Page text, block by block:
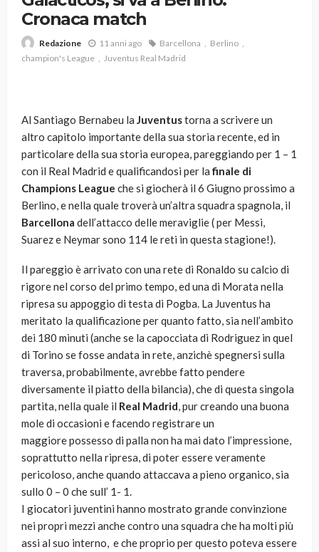
Cronaca match
Redazione 11 anni ago Barcellona
Berlino
champion's League
Juventus Real Madrid
Al Santiago Bernabeu la Juventustorna a scrivere un
altro capitolo importante della sua storia recente, ed in
particolare della sua storia europea, pareggiando per 1 – 1
con il Real Madrid e qualificandosi per lafinale di
Champions League che si giocherà il 6 Giugno prossimo a
Berlino, e nella quale troverà un’altra squadra spagnola, il
Barcellona dell’attacco delle meraviglie ( per Messi,
Suarez e Neymar sono 114 le reti in questa stagione!).
Il pareggio è arrivato con una rete di Ronaldo su calcio di
rigore nel corso del primo tempo, ed una di Morata nella
ripresa su appoggio di testa di Pogba. La Juventus ha
meritato la qualificazione per quanto fatto, sia nell’ambito
dei 180 minuti (anche se la capocciata di Rodriguez in quel
di Torino se fosse andata in rete, anzichè spegnersi sulla
traversa, probabilmente, avrebbe fatto pendere
diversamente il piatto della bilancia), che di questa singola
partita, nella quale il Real Madrid, pur creando una buona
mole di occasioni e facendo registrare un
maggiore possesso di palla non ha mai dato l’impressione,
soprattutto nella ripresa, di poter essere veramente
pericoloso, anche quando attaccava a pieno organico, sia
sullo 0 – 0 che sull’ 1- 1.
I giocatori juventini hanno mostrato grande convinzione
nei propri mezzi anche contro una squadra che ha molti più
assi al suo interno, e che proprio per questo poteva essere